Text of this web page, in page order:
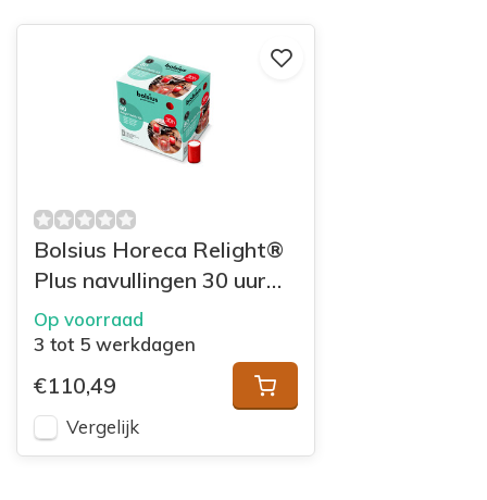
Bolsius Horeca Relight®
Plus navullingen 30 uur
64/52 doos 80 Rood
Op voorraad
3 tot 5 werkdagen
€110,49
Vergelijk